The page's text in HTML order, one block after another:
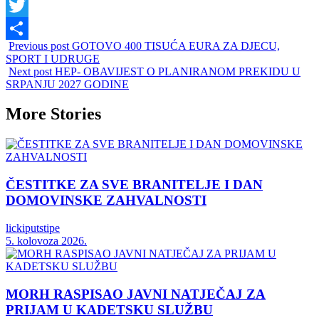
Facebook
Twitter
Share
Previous post GOTOVO 400 TISUĆA EURA ZA DJECU,
SPORT I UDRUGE
Next post HEP- OBAVIJEST O PLANIRANOM PREKIDU U
SRPANJU 2027 GODINE
More Stories
ČESTITKE ZA SVE BRANITELJE I DAN
DOMOVINSKE ZAHVALNOSTI
lickiputstipe
5. kolovoza 2026.
MORH RASPISAO JAVNI NATJEČAJ ZA
PRIJAM U KADETSKU SLUŽBU